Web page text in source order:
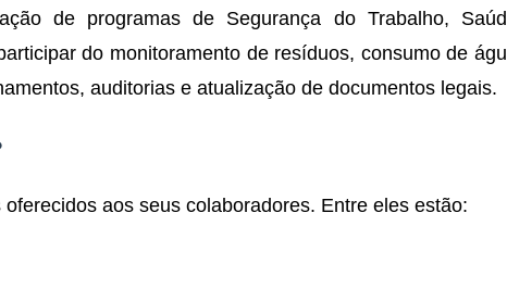
de programas de Segurança do Trabalho,
do monitoramento de resíduos, consumo de
auditorias e atualização de documentos legais.
aos seus colaboradores. Entre eles estão: